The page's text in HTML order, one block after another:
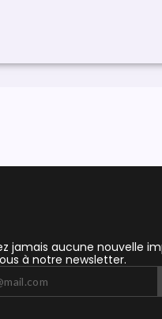
jamais aucune nouvelle
à notre newsletter.